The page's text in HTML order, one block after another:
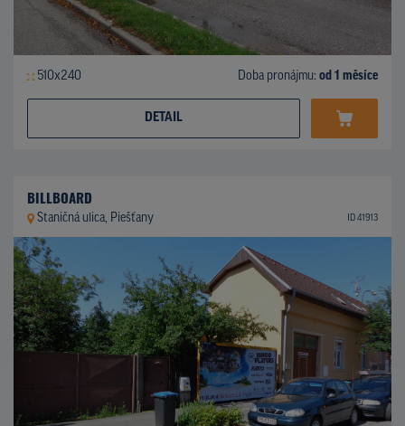
510x240 Doba pronájmu: od 1 měsíce
DETAIL
BILLBOARD
Staničná ulica, Piešťany ID 41913